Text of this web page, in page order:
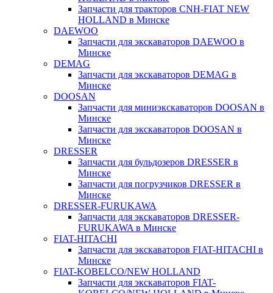
Запчасти для тракторов CNH-FIAT NEW
HOLLAND в Минске
DAEWOO
Запчасти для экскаваторов DAEWOO в
Минске
DEMAG
Запчасти для экскаваторов DEMAG в
Минске
DOOSAN
Запчасти для миниэкскаваторов DOOSAN в
Минске
Запчасти для экскаваторов DOOSAN в
Минске
DRESSER
Запчасти для бульдозеров DRESSER в
Минске
Запчасти для погрузчиков DRESSER в
Минске
DRESSER-FURUKAWA
Запчасти для экскаваторов DRESSER-
FURUKAWA в Минске
FIAT-HITACHI
Запчасти для экскаваторов FIAT-HITACHI в
Минске
FIAT-KOBELCO/NEW HOLLAND
Запчасти для экскаваторов FIAT-